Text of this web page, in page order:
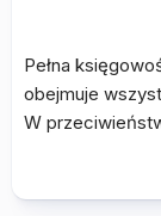
Pełna
obejmuje
W